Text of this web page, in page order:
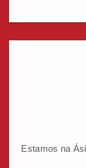
Estamos na